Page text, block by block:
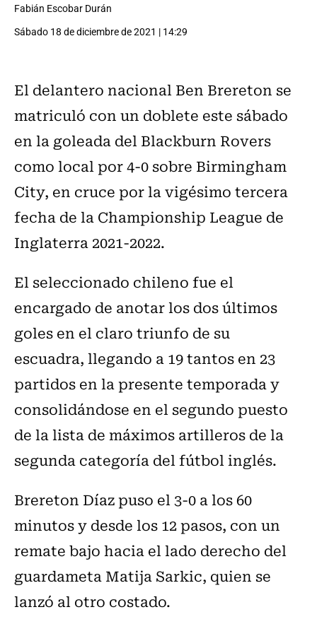
Fabián Escobar Durán
Sábado 18 de diciembre de 2021 | 14:29
El delantero nacional Ben Brereton se
matriculó con un doblete este sábado
en la goleada del Blackburn Rovers
como local por 4-0 sobre Birmingham
City, en cruce por la vigésimo tercera
fecha de la Championship League de
Inglaterra 2021-2022.
El seleccionado chileno fue el
encargado de anotar los dos últimos
goles en el claro triunfo de su
escuadra, llegando a 19 tantos en 23
partidos en la presente temporada y
consolidándose en el segundo puesto
de la lista de máximos artilleros de la
segunda categoría del fútbol inglés.
Brereton Díaz puso el 3-0 a los 60
minutos y desde los 12 pasos, con un
remate bajo hacia el lado derecho del
guardameta Matija Sarkic, quien se
lanzó al otro costado.